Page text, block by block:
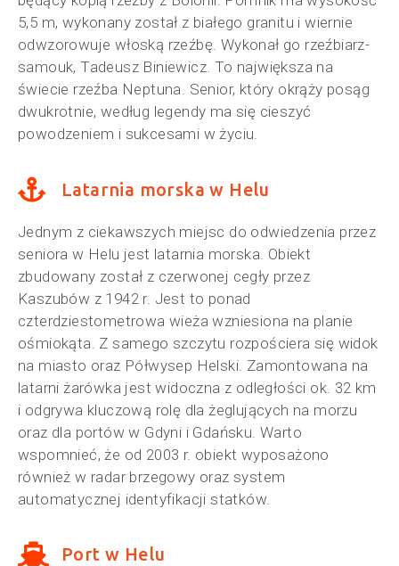
5,5 m, wykonany został z białego granitu i wiernie
odwzorowuje włoską rzeźbę. Wykonał go rzeźbiarz-
samouk, Tadeusz Biniewicz. To największa na
świecie rzeźba Neptuna. Senior, który okrąży posąg
dwukrotnie, według legendy ma się cieszyć
powodzeniem i sukcesami w życiu.
Latarnia morska w Helu
Jednym z ciekawszych miejsc do odwiedzenia przez
seniora w Helu jest latarnia morska. Obiekt
zbudowany został z czerwonej cegły przez
Kaszubów z 1942 r. Jest to ponad
czterdziestometrowa wieża wzniesiona na planie
ośmiokąta. Z samego szczytu rozpościera się widok
na miasto oraz Półwysep Helski. Zamontowana na
latarni żarówka jest widoczna z odległości ok. 32 km
i odgrywa kluczową rolę dla żeglujących na morzu
oraz dla portów w Gdyni i Gdańsku. Warto
wspomnieć, że od 2003 r. obiekt wyposażono
również w radar brzegowy oraz system
automatycznej identyfikacji statków.
Port w Helu